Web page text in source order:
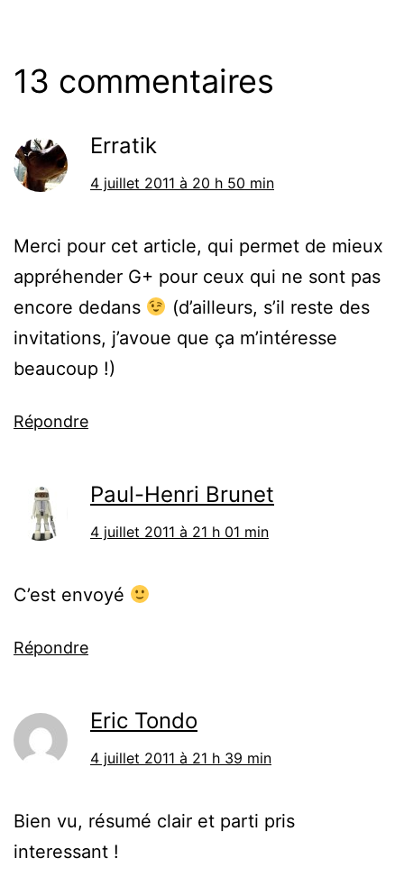
13 commentaires
Erratik
4 juillet 2011 à 20 h 50 min
Merci pour cet article, qui permet de mieux
appréhender G+ pour ceux qui ne sont pas
encore dedans
(d’ailleurs, s’il reste des
invitations, j’avoue que ça m’intéresse
beaucoup !)
Répondre
Paul-Henri Brunet
4 juillet 2011 à 21 h 01 min
C’est envoyé
Répondre
Eric Tondo
4 juillet 2011 à 21 h 39 min
Bien vu, résumé clair et parti pris
interessant !